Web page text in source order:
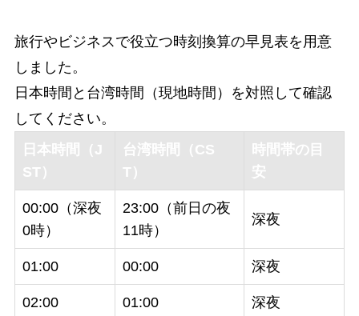
旅行やビジネスで役立つ時刻換算の早見表を用意
しました。
日本時間と台湾時間（現地時間）を対照して確認
してください。
日本時間（J
ST）
台湾時間（CS
T）
時間帯の目
安
00:00（深夜
0時）
23:00（前日の夜
11時）
深夜
01:00 00:00 深夜
02:00 01:00 深夜